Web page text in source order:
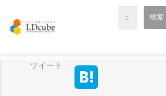
LDcubeが選ばれる理
ツイート